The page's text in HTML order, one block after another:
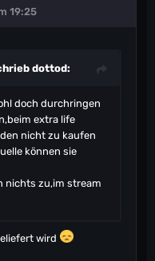
19:25
dottod:
doch durchringen
extra life
nicht zu kaufen
können sie
nichts zu,im stream
wird